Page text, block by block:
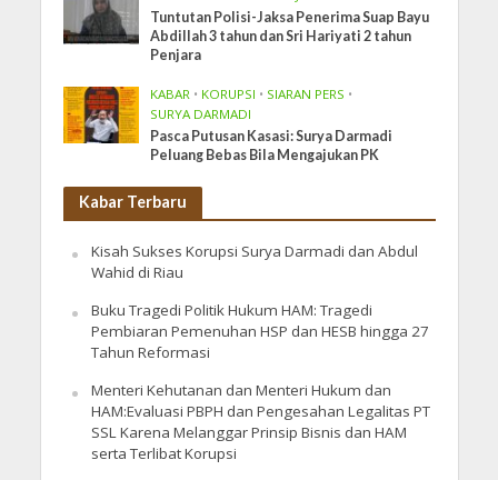
Tuntutan Polisi-Jaksa Penerima Suap Bayu
Abdillah 3 tahun dan Sri Hariyati 2 tahun
Penjara
KABAR • KORUPSI • SIARAN PERS •
SURYA DARMADI
Pasca Putusan Kasasi: Surya Darmadi
Peluang Bebas Bila Mengajukan PK
Kabar Terbaru
Kisah Sukses Korupsi Surya Darmadi dan Abdul
Wahid di Riau
Buku Tragedi Politik Hukum HAM: Tragedi
Pembiaran Pemenuhan HSP dan HESB hingga 27
Tahun Reformasi
Menteri Kehutanan dan Menteri Hukum dan
HAM:Evaluasi PBPH dan Pengesahan Legalitas PT
SSL Karena Melanggar Prinsip Bisnis dan HAM
serta Terlibat Korupsi